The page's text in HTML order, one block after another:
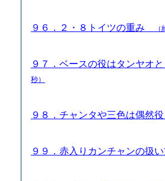
９６．２・８トイツの重み （
９７．ベースの役はタンヤオ
秒）
９８．チャンタや三色は偶然
９９．赤入りカンチャンの扱